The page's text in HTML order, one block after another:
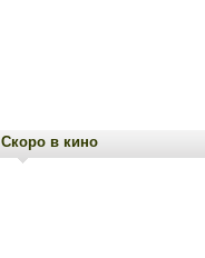
Скоро в кино